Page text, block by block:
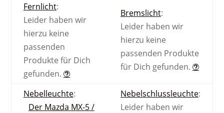
Fernlicht:
Leider haben wir
hierzu keine
passenden
Produkte für Dich
gefunden.
Bremslicht:
Leider haben wir
hierzu keine
passenden Produkte
für Dich gefunden.
Nebel­leuchte:
Der Mazda MX-5 /
Nebel­schluss­leuchte:
Leider haben wir